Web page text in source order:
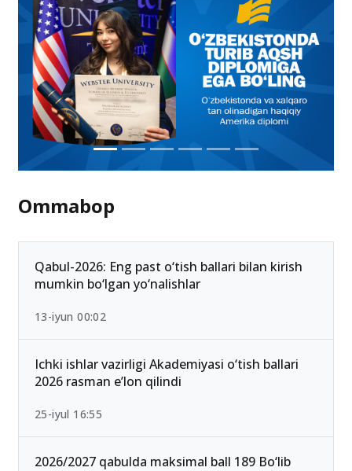
Ommabop
Qabul-2026: Eng past o‘tish ballari bilan kirish
mumkin bo‘lgan yo‘nalishlar
13-iyun 00:02
Ichki ishlar vazirligi Akademiyasi o‘tish ballari
2026 rasman e’lon qilindi
25-iyul 16:55
2026/2027 qabulda maksimal ball 189 Bo‘lib